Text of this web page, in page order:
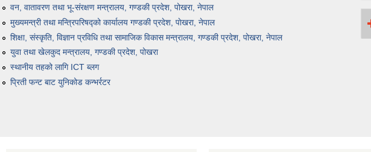
वन, वातावरण तथा भू-संरक्षण मन्त्रालय, गण्डकी प्रदेश, पोखरा, नेपाल
मुख्यमन्त्री तथा मन्त्रिपरिषद्को कार्यालय गण्डकी प्रदेश, पाेखरा, नेपाल
शिक्षा, संस्कृति, विज्ञान प्रविधि तथा सामाजिक विकास मन्त्रालय, गण्डकी प्रदेश, पोखरा, नेपाल
युवा तथा खेलकुद मन्त्रालय, गण्डकी प्रदेश, पोखरा
स्थानीय तहको लागि ICT ब्लग
प्रिती फन्ट बाट युनिकोड कन्भर्रटर